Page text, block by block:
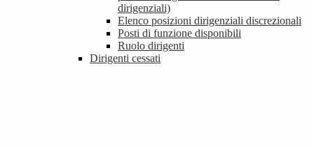
dirigenziali)
Elenco posizioni dirigenziali discrezionali
Posti di funzione disponibili
Ruolo dirigenti
Dirigenti cessati